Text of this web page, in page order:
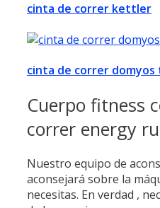
cinta de correr kettler
cinta de correr domyos
Cuerpo fitness
correr energy
Nuestro equipo de
aconsejará sobre la
necesitas. En verdad ,